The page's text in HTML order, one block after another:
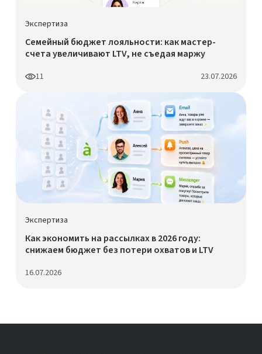
Экспертиза
Семейный бюджет лояльности: как мастер-
счета увеличивают LTV, не съедая маржу
11 23.07.2026
Экспертиза
Как экономить на рассылках в 2026 году:
снижаем бюджет без потери охватов и LTV
16.07.2026